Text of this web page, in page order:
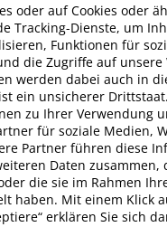
ABSENDEN
FOLGEN SIE UNS!
oder auf Cookies oder
Tracking-Dienste, um
Funktionen für
die Zugriffe auf unsere
werden dabei auch in
ein unsicherer
zu Ihrer Verwendung
für soziale Medien,
Partner führen diese
Daten zusammen,
die sie im Rahmen
haben. Mit einem Klick
erklären Sie sich